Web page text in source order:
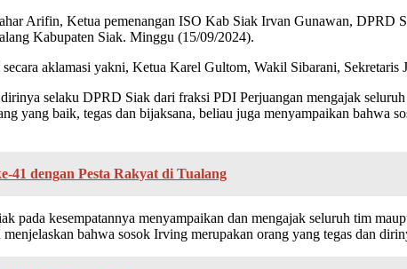
Arifin, Ketua pemenangan ISO Kab Siak Irvan Gunawan, DPRD
Kabupaten Siak. Minggu (15/09/2024).
aklamasi yakni, Ketua Karel Gultom, Wakil Sibarani, Sekretaris
selaku DPRD Siak dari fraksi PDI Perjuangan mengajak
yang baik, tegas dan bijaksana, beliau juga menyampaikan bahwa
dengan Pesta Rakyat di Tualang
pada kesempatannya menyampaikan dan mengajak seluruh tim
bahwa sosok Irving merupakan orang yang tegas dan